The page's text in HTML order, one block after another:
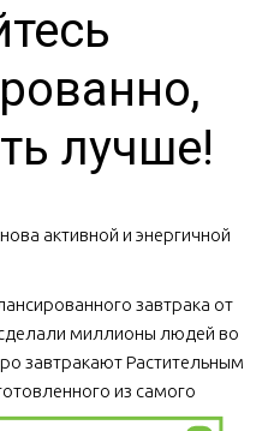
лучше!
активной и энергичной
завтрака от
миллионы людей во
завтракают Растительным
из самого
коктейлем